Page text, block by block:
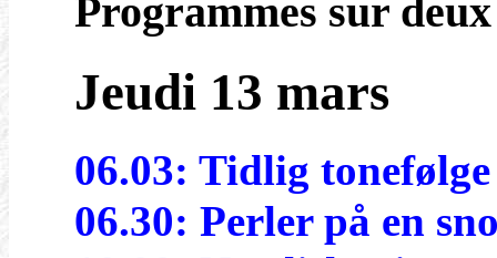
Programmes sur
Jeudi 13 mars
06.03: Tidlig
06.30: Perler på en